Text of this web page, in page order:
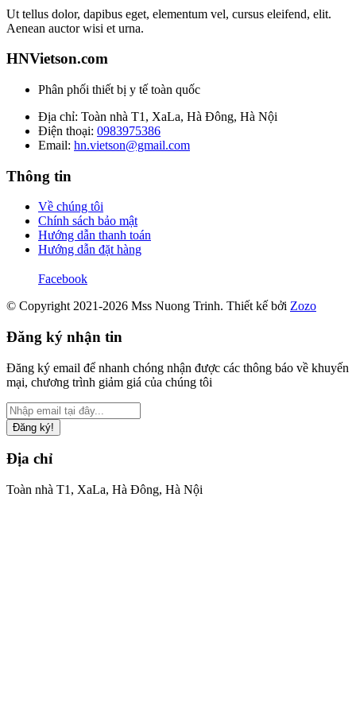
Ut tellus dolor, dapibus eget, elementum vel, cursus eleifend, elit.
Aenean auctor wisi et urna.
HNVietson.com
Phân phối thiết bị y tế toàn quốc
Địa chỉ: Toàn nhà T1, XaLa, Hà Đông, Hà Nội
Điện thoại: 0983975386
Email: hn.vietson@gmail.com
Thông tin
Về chúng tôi
Chính sách bảo mật
Hướng dẫn thanh toán
Hướng dẫn đặt hàng
Facebook
© Copyright 2021-2026 Mss Nuong Trinh. Thiết kế bởi Zozo
Đăng ký nhận tin
Đăng ký email để nhanh chóng nhận được các thông báo về khuyến
mại, chương trình giảm giá của chúng tôi
Đăng ký!
Địa chỉ
Toàn nhà T1, XaLa, Hà Đông, Hà Nội